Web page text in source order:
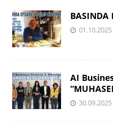
BASINDA
01.10.2025
AI
30.09.2025